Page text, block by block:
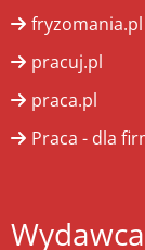
fryzomania.pl
pracuj.pl
praca.pl
Praca - dla
Wydawca